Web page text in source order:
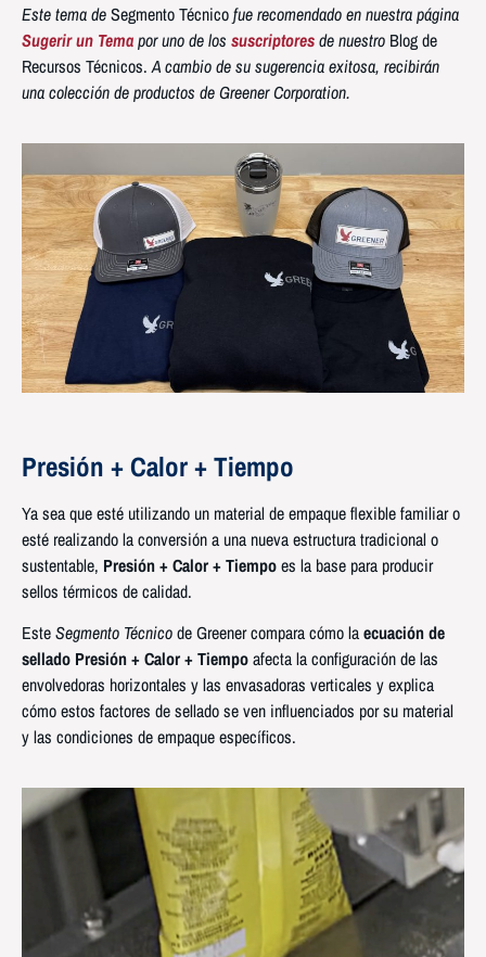
Este tema deSegmento Técnicofue recomendado en nuestra página
Sugerir un Temapor uno de los suscriptoresde nuestro Blog de
Recursos Técnicos.A cambio de su sugerencia exitosa, recibirán
una colección de productos de Greener Corporation.
Presión + Calor + Tiempo
Ya sea que esté utilizando un material de empaque flexible familiar o
esté realizando la conversión a una nueva estructura tradicional o
sustentable, Presión + Calor + Tiempoes la base para producir
sellos térmicos de calidad.
EsteSegmento Técnicode Greener compara cómo laecuación de
sellado Presión + Calor + Tiempoafecta la configuración de las
envolvedoras horizontales y las envasadoras verticales y explica
cómo estos factores de sellado se ven influenciados por su material
y las condiciones de empaque específicos.